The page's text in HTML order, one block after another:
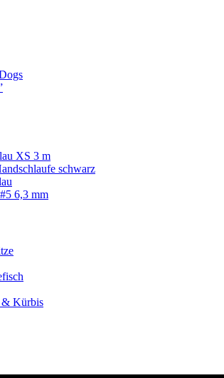
XS 3 m
schwarz
6,3 mm
& Kürbis